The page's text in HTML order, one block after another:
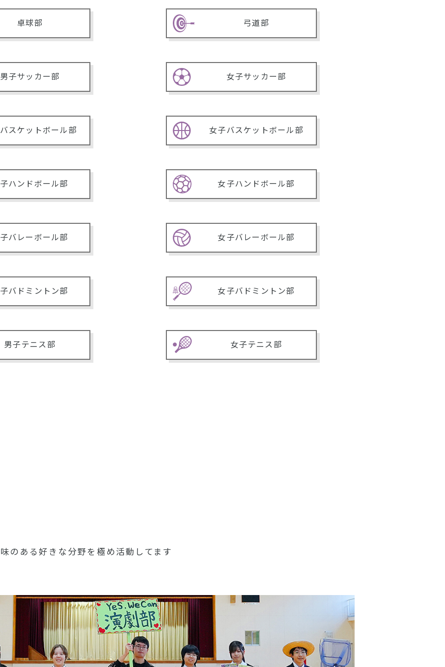
卓球部 弓道部
男子サッカー部 女子サッカー部
スケットボール部 女子バスケットボール部
ハンドボール部 女子ハンドボール部
バレーボール部 女子バレーボール部
バドミントン部 女子バドミントン部
男子テニス部 女子テニス部
のある好きな分野を極め活動してます